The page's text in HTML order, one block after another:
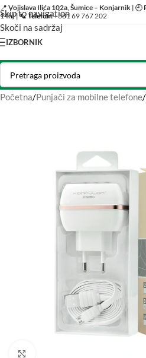
Skip to navigation
Skoči na sadržaj
📍 Vojislava Ilića 102a, Šumice – Konjarnik | 🕘
14h) | 📞Telefon:+381 69 767 202
IZBORNIK
Početna/Punjači za mobilne telefone/